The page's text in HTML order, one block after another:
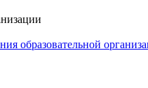
образовательной